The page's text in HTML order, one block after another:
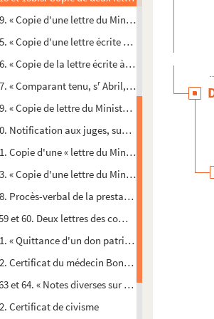
« Copie d'une lettre du Ministère de la justice
« Copie d'une lettre écrite par Mons. Roland,
« Copie de la lettre écrite à Messieurs du
« Comparant tenu, sr Abril, juge, par le s
« Copie de lettre du Ministère des
Notification aux juges, suppléants,
Copie d'une « lettre du Ministère de l'intérieur
« Copie d'une lettre du Ministère de l'intérieur
Procès-verbal de la prestation de serment des
et 60. Deux lettres des commissaires de
« Quittance d'un don patriotique »
Certificat du médecin Bonhomme,
et 64. « Notes diverses sur les affaires d'Arles.
Certificat de civisme